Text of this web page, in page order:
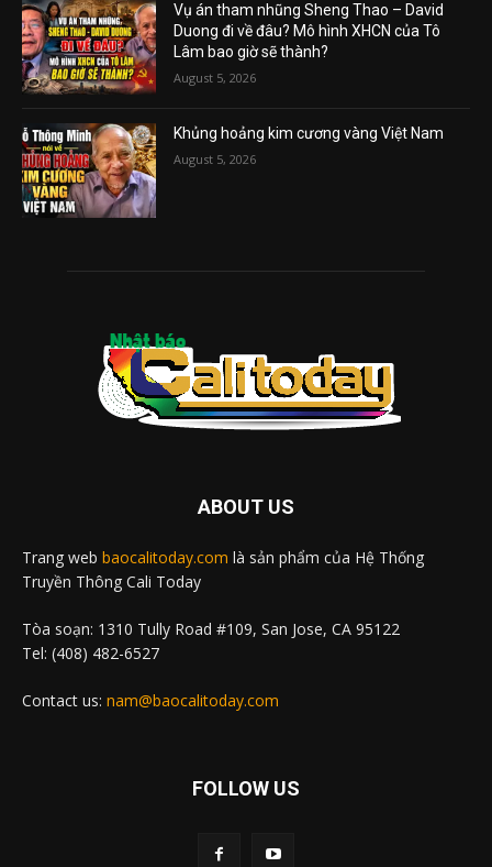
Vụ án tham nhũng Sheng Thao – David
Duong đi về đâu? Mô hình XHCN của Tô
Lâm bao giờ sẽ thành?
August 5, 2026
Khủng hoảng kim cương vàng Việt Nam
August 5, 2026
ABOUT US
Trang web baocalitoday.com là sản phẩm của Hệ Thống
Truyền Thông Cali Today
Tòa soạn: 1310 Tully Road #109, San Jose, CA 95122
Tel: (408) 482-6527
Contact us: nam@baocalitoday.com
FOLLOW US